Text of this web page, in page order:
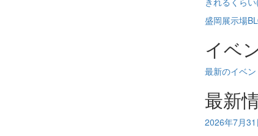
盛岡展示場
イベ
最新のイベ
最新
2026年7月31